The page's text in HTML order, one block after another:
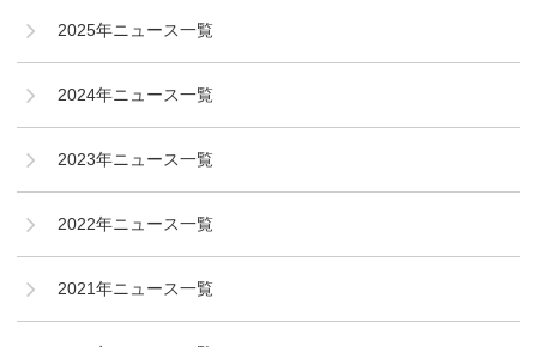
2025年ニュース一覧
2024年ニュース一覧
2023年ニュース一覧
2022年ニュース一覧
2021年ニュース一覧